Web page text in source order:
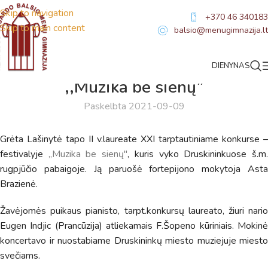
Skip to navigation
Skip to main content
+370 46 340183
balsio@menugimnazija.lt
DIENYNAS
,,Muzika be sienų”
Paskelbta 2021-09-09
Grėta Lašinytė tapo II v.laureate XXI tarptautiniame konkurse –
festivalyje ,,Muzika be sienų", kuris vyko Druskininkuose š.m.
rugpjūčio pabaigoje. Ją paruošė fortepijono mokytoja Asta
Brazienė.
Žavėjomės puikaus pianisto, tarpt.konkursų laureato, žiuri nario
Eugen Indjic (Prancūzija) atliekamais F.Šopeno kūriniais. Mokinė
koncertavo ir nuostabiame Druskininkų miesto muziejuje miesto
svečiams.
Virtualus asistentas E. Balsio gimnazijos DI
Sveiki! Taip, aš esu virtualus. Tačiau dirbtinis intelektas